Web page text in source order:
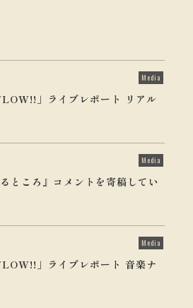
Media
」ライブレポート リアル
Media
ところ』コメントを寄稿してい
Media
」ライブレポート 音楽ナ